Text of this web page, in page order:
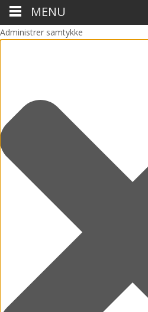
Administrer samtykke
MENU